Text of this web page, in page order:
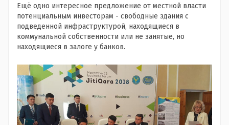
Ещё одно интересное предложение от местной власти
потенциальным инвесторам - свободные здания с
подведенной инфраструктурой, находящиеся в
коммунальной собственности или не занятые, но
находящиеся в залоге у банков.